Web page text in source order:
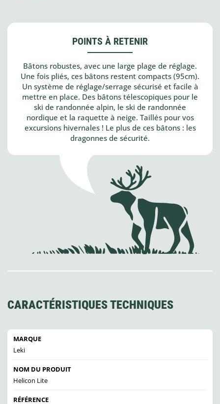
POINTS À RETENIR
Bâtons robustes, avec une large plage de réglage.
Une fois pliés, ces bâtons restent compacts (95cm).
Un système de réglage/serrage sécurisé et facile à
mettre en place. Des bâtons télescopiques pour le
ski de randonnée alpin, le ski de randonnée
nordique et la raquette à neige. Taillés pour vos
excursions hivernales ! Le plus de ces bâtons : les
dragonnes de sécurité.
CARACTÉRISTIQUES TECHNIQUES
MARQUE
Leki
NOM DU PRODUIT
Helicon Lite
RÉFÉRENCE